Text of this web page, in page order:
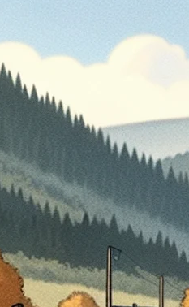
BMW X3 f25
Dacia Logan 1 (2004–2012)
Dacia Logan 2 (2012–2020)
Dacia Logan 3 (2020–Prezent)
2011
2019
A3 8p
Audi A4
Audi A4 B6
Audi A4 B7
Audi A4 B8
A5
Audi A6 C5
Audi A6 C6
Audi A6 C7
Q5